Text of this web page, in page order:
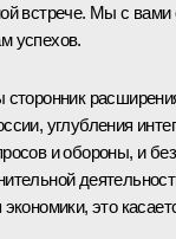
встрече. Мы с
успехов.
углубления
и обороны, и
экономики, это